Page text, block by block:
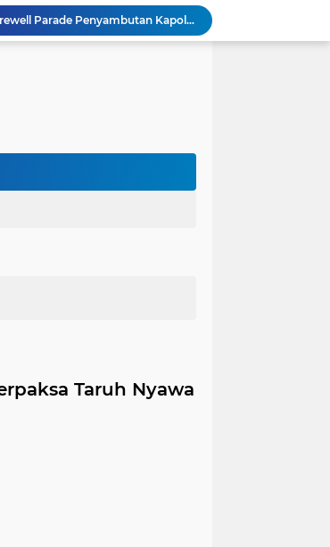
Polres Tubaba Gelar Welcome and Farewell Parade Penyambutan Kapolres Baru AKBP Himmawan!
Pergantian Kapolres, KESTI TTKKDH Tubaba: Apresiasi untuk AKBP Sendi, Selamat Bertugas untuk AKBP Himmawan
Taruh Nyawa